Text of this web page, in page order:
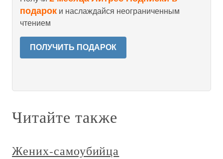
подарок и наслаждайся неограниченным
чтением
ПОЛУЧИТЬ ПОДАРОК
Читайте также
Жених-самоубийца